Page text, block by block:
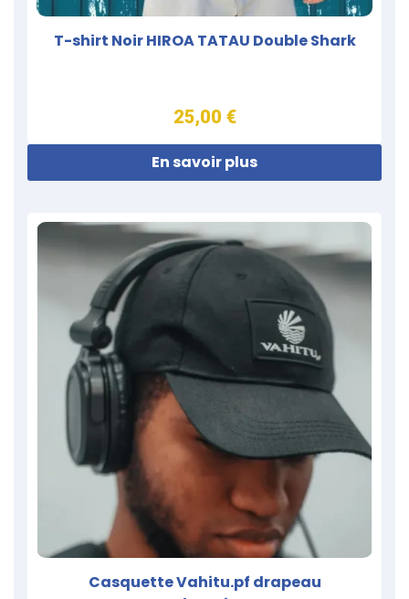
T-shirt Noir HIROA TATAU Double Shark
25,00 €
En savoir plus
Casquette Vahitu.pf drapeau